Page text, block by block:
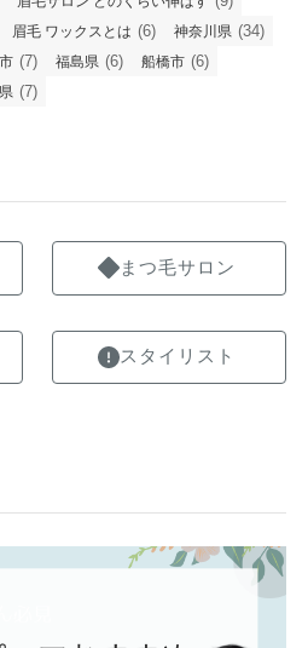
眉毛 ワックスとは (6) 神奈川県 (34)
(7) 福島県 (6) 船橋市 (6)
(7)
まつ毛サロン
スタイリスト